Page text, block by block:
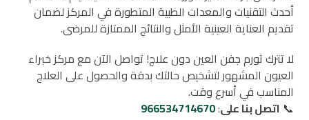
أحدث التقنيات والمعدات الطبية المتطورة في المركز لضمان
تقديم العناية العينية الأمثل والنتائج الممتازة للمرضى.
لا تترك تورم جفن العين دون علاج! تواصل الآن مع مركز خبراء
العيون المشهور لتشخيص حالتك بدقة والحصول على العلاج
المناسب في أسرع وقت.
📞 اتصل بنا على:
966534714670